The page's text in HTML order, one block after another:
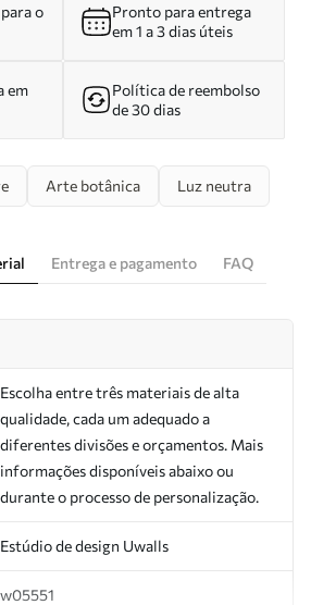
o
Pronto para entrega
em 1 a 3 dias úteis
em
Política de reembolso
de 30 dias
Arte botânica Luz neutra
Entrega e pagamento FAQ
Escolha entre três materiais de alta
qualidade, cada um adequado a
diferentes divisões e orçamentos. Mais
informações disponíveis abaixo ou
durante o processo de personalização.
Estúdio de design Uwalls
w05551